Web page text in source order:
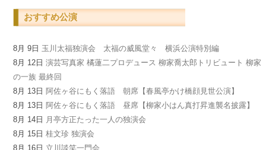
おすすめ公演
8月 9日 玉川太福独演会 太福の威風堂々 横浜公演特別編
8月 12日演芸写真家 橘蓮二プロデュース 柳家喬太郎トリビュート 柳家
の一族 最終回
8月 13日阿佐ヶ谷にもく落語 朝席【春風亭かけ橋顔見世公演】
8月 13日阿佐ヶ谷にもく落語 昼席【柳家小はん真打昇進襲名披露】
8月 14日 月亭方正たった一人の独演会
8月 15日桂文珍 独演会
8月 16日 立川談笑一門会